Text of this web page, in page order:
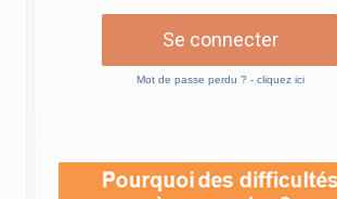
Se connecter
Mot de passe perdu ? - cliquez ici